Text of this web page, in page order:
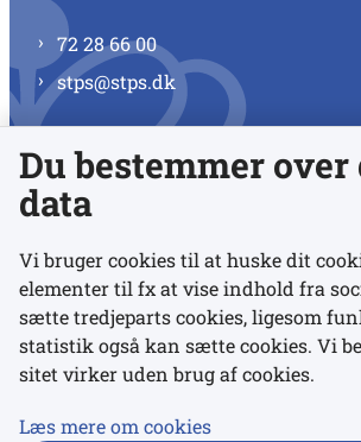
72 28 66 00
stps@stps.dk
Se alle kontaktnumre
Links
Udgivelser
Du bestemmer over
data
Vi bruger cookies til at huske dit
elementer til fx at vise indhold fra
sætte tredjeparts cookies, ligesom
statistik også kan sætte cookies. Vi
sitet virker uden brug af cookies.
Læs mere om cookies